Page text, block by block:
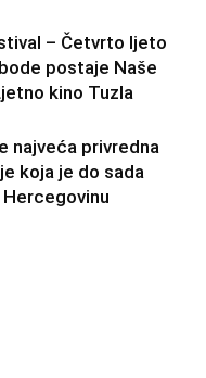
– Četvrto ljeto
postaje Naše
kino Tuzla
najveća privredna
koja je do sada